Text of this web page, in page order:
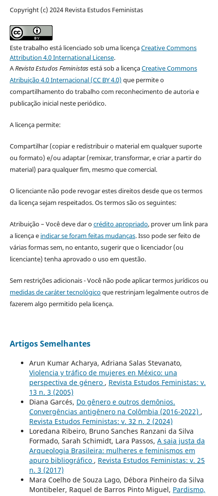
Copyright (c) 2024 Revista Estudos Feministas
Este trabalho está licenciado sob uma licençaCreative Commons
Attribution 4.0 International License.
ARevista Estudos Feministasestá sob a licençaCreative Commons
Atribuição 4.0 Internacional (CC BY 4.0) que permite o
compartilhamento do trabalho com reconhecimento de autoria e
publicação inicial neste periódico.
A licença permite:
Compartilhar (copiar e redistribuir o material em qualquer suporte
ou formato) e/ou adaptar (remixar, transformar, e criar a partir do
material) para qualquer fim, mesmo que comercial.
O licenciante não pode revogar estes direitos desde que os termos
da licença sejam respeitados. Os termos são os seguintes:
Atribuição – Você deve dar ocrédito apropriado, prover um link para
a licença e indicar se foram feitas mudanças. Isso pode ser feito de
várias formas sem, no entanto, sugerir que o licenciador (ou
licenciante) tenha aprovado o uso em questão.
Sem restrições adicionais - Você não pode aplicar termos jurídicos ou
medidas de caráter tecnológicoque restrinjam legalmente outros de
fazerem algo permitido pela licença.
Artigos Semelhantes
Arun Kumar Acharya, Adriana Salas Stevanato,
Violencia y tráfico de mujeres en México: una
perspectiva de género , Revista Estudos Feministas: v.
13 n. 3 (2005)
Diana Garcés, Do gênero e outros demônios.
Convergências antigênero na Colômbia (2016-2022) ,
Revista Estudos Feministas: v. 32 n. 2 (2024)
Loredana Ribeiro, Bruno Sanches Ranzani da Silva
Formado, Sarah Schimidt, Lara Passos, A saia justa da
Arqueologia Brasileira: mulheres e feminismos em
apuro bibliográfico , Revista Estudos Feministas: v. 25
n. 3 (2017)
Mara Coelho de Souza Lago, Débora Pinheiro da Silva
Montibeler, Raquel de Barros Pinto Miguel, Pardismo,